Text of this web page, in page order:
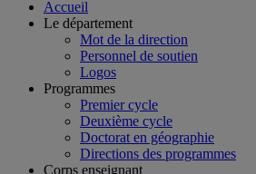
Accueil
Le département
Mot de la direction
Personnel de soutien
Logos
Programmes
Premier cycle
Deuxième cycle
Doctorat en géographie
Directions des programmes
Corps enseignant